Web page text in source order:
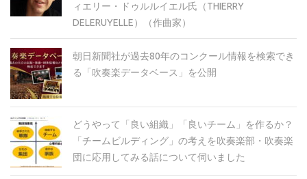
ィエリー・ドゥルルイエル氏（THIERRY
DELERUYELLE）（作曲家）
朝日新聞社が過去80年のコンクール情報を検索でき
る「吹奏楽データベース」を公開
どうやって「良い組織」「良いチーム」を作るか？
「チームビルディング」の考えを吹奏楽部・吹奏楽
団に応用してみる話について伺いました